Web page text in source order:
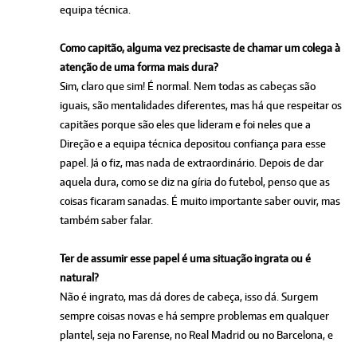
equipa técnica.
Como capitão, alguma vez precisaste de chamar um colega à
atenção de uma forma mais dura?
Sim, claro que sim! É normal. Nem todas as cabeças são
iguais, são mentalidades diferentes, mas há que respeitar os
capitães porque são eles que lideram e foi neles que a
Direção e a equipa técnica depositou confiança para esse
papel. Já o fiz, mas nada de extraordinário. Depois de dar
aquela dura, como se diz na gíria do futebol, penso que as
coisas ficaram sanadas. É muito importante saber ouvir, mas
também saber falar.
Ter de assumir esse papel é uma situação ingrata ou é
natural?
Não é ingrato, mas dá dores de cabeça, isso dá. Surgem
sempre coisas novas e há sempre problemas em qualquer
plantel, seja no Farense, no Real Madrid ou no Barcelona, e